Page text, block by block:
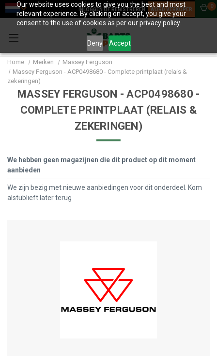
Our website uses cookies to give you the best and most
relevant experience. By clicking on accept, you give your
consent to the use of cookies as per our privacy policy.
Deny Accept
INLOGGEN OF REGISTREREN WORD VERKOPER
0
Home Merken
Massey Ferguson
Massey Ferguson - ACP0498680 - Complete printplaat (relais &
zekeringen)
MASSEY FERGUSON - ACP0498680 -
COMPLETE PRINTPLAAT (RELAIS &
ZEKERINGEN)
We hebben geen magazijnen die dit product op dit moment
aanbieden
We zijn bezig met nieuwe aanbiedingen voor dit onderdeel. Kom
alstublieft later terug